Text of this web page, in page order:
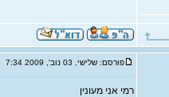
פורסם: שלישי, 03 נוב', 2009 7:34
רמי אני מעונין